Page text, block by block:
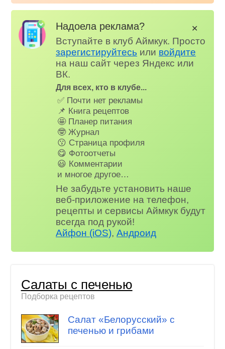
Надоела реклама?
Вступайте в клуб Аймкук. Просто
зарегистируйтесь или войдите
на наш сайт через Яндекс или
ВК.
Для всех, кто в клубе...
✅ Почти нет рекламы
📌 Книга рецептов
🤩 Планер питания
🤓 Журнал
😗 Страница профиля
😋 Фотоотчеты
😃 Комментарии
и многое другое…
Не забудьте установить наше
веб-приложение на телефон,
рецепты и сервисы Аймкук будут
всегда под рукой!
Айфон (iOS),Андроид
✕
Салаты с печенью
Подборка рецептов
Салат «Белорусский» с
печенью и грибами